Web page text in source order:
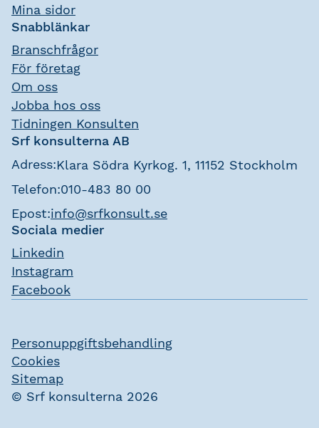
Mina sidor
Snabblänkar
Branschfrågor
För företag
Om oss
Jobba hos oss
Tidningen Konsulten
Srf konsulterna AB
Adress:Klara Södra Kyrkog. 1, 11152 Stockholm
Telefon:010-483 80 00
Epost:info@srfkonsult.se
Sociala medier
Linkedin
Instagram
Facebook
Personuppgiftsbehandling
Cookies
Sitemap
© Srf konsulterna 2026